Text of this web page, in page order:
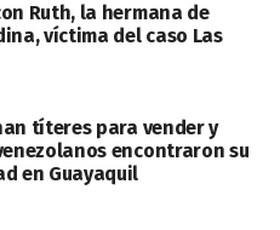
Ruth, la hermana de
víctima del caso Las
títeres para vender y
encontraron su
en Guayaquil